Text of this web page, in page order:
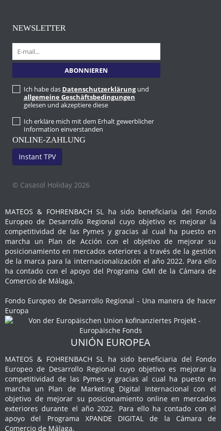
NEWSLETTER
Ich habe das Datenschutzerklärungund
allgemeine Geschäftsbedingungen
gelesen und akzeptiere diese
Ich erkläre mich mit dem Erhalt gewerblicher
Information einverstanden
ONLINE-ZAHLUNG
Instant TPV
© Casasol Holiday 2026
MATEOS & FOHRENBACH SL ha sido beneficiaria del Fondo
Europeo de Desarrollo Regional cuyo objetivo es mejorar la
competitividad de las Pymes y gracias al cual ha puesto en
marcha un Plan de Acción con el objetivo de mejorar su
posicionamiento en mercados exteriores a través de la gestión
de la marca para la internacionalización el año 2022. Para ello
ha contado con el apoyo del Programa GMI de la Cámara de
Comercio de Málaga.
Fondo Europeo de Desarrollo Regional - Una manera de hacer
Europa
UNIÓN EUROPEA
MATEOS & FOHRENBACH SL ha sido beneficiaria del Fondo
Europeo de Desarrollo Regional cuyo objetivo es mejorar la
competitividad de las Pymes y gracias al cual ha puesto en
marcha un Plan de Marketing Digital Internacional con el
objetivo de mejorar su posicionamiento online en mercados
exteriores durante el año 2022. Para ello ha contado con el
apoyo del Programa XPANDE DIGITAL de la Cámara de
Comercio de Málaga.